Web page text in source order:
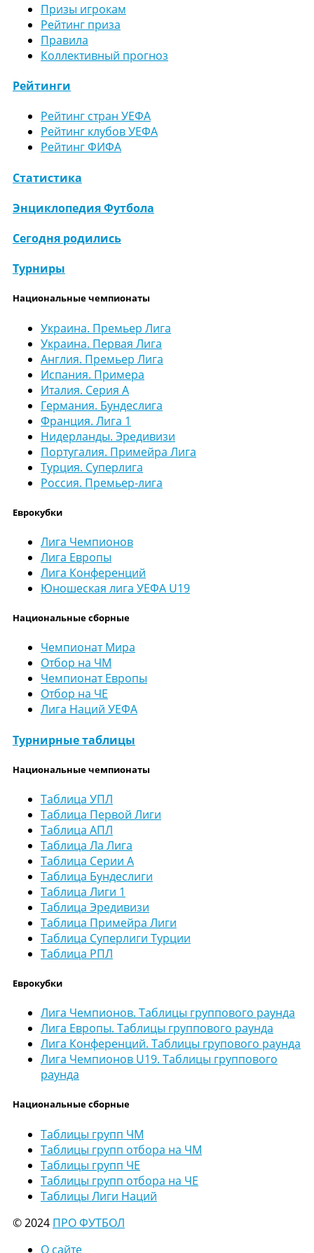
Призы игрокам
Рейтинг приза
Правила
Коллективный прогноз
Рейтинги
Рейтинг стран УЕФА
Рейтинг клубов УЕФА
Рейтинг ФИФА
Статистика
Энциклопедия Футбола
Сегодня родились
Турниры
Национальные чемпионаты
Украина. Премьер Лига
Украина. Первая Лига
Англия. Премьер Лига
Испания. Примера
Италия. Серия А
Германия. Бундеслига
Франция. Лига 1
Нидерланды. Эредивизи
Португалия. Примейра Лига
Турция. Суперлига
Россия. Премьер-лига
Еврокубки
Лига Чемпионов
Лига Европы
Лига Конференций
Юношеская лига УЕФА U19
Национальные сборные
Чемпионат Мира
Отбор на ЧМ
Чемпионат Европы
Отбор на ЧЕ
Лига Наций УЕФА
Турнирные таблицы
Национальные чемпионаты
Таблица УПЛ
Таблица Первой Лиги
Таблица АПЛ
Таблица Ла Лига
Таблица Серии А
Таблица Бундеслиги
Таблица Лиги 1
Таблица Эредивизи
Таблица Примейра Лиги
Таблица Суперлиги Турции
Таблица РПЛ
Еврокубки
Лига Чемпионов. Таблицы группового раунда
Лига Европы. Таблицы группового раунда
Лига Конференций. Таблицы групового раунда
Лига Чемпионов U19. Таблицы группового
раунда
Национальные сборные
Таблицы групп ЧМ
Таблицы групп отбора на ЧМ
Таблицы групп ЧЕ
Таблицы групп отбора на ЧЕ
Таблицы Лиги Наций
© 2024 ПРО ФУТБОЛ
О сайте